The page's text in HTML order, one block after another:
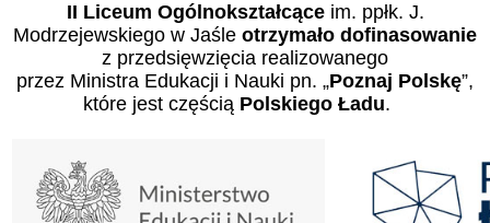
II Liceum Ogólnokształcąceim. ppłk. J.
Modrzejewskiego w Jaśle otrzymało dofinasowanie
z przedsięwzięcia realizowanego
przez Ministra Edukacji i Nauki pn. „Poznaj Polskę”,
które jest częścią Polskiego Ładu.